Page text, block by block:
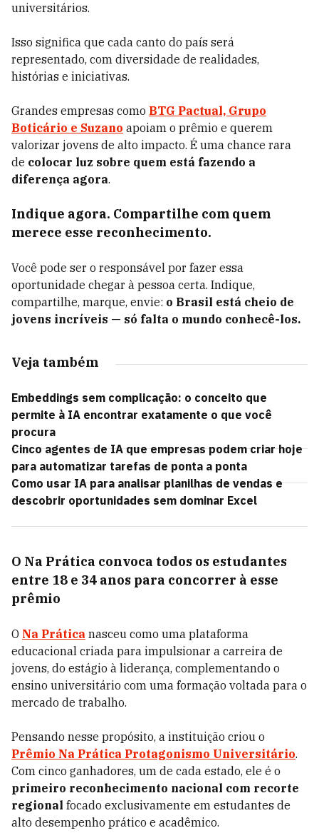
universitários.
Isso significa que cada canto do país será
representado, com diversidade de realidades,
histórias e iniciativas.
Grandes empresas como BTG Pactual, Grupo
Boticário e Suzano apoiam o prêmio e querem
valorizar jovens de alto impacto. É uma chance rara
de colocar luz sobre quem está fazendo a
diferença agora.
Indique agora. Compartilhe com quem
merece esse reconhecimento.
Você pode ser o responsável por fazer essa
oportunidade chegar à pessoa certa. Indique,
compartilhe, marque, envie: o Brasil está cheio de
jovens incríveis — só falta o mundo conhecê-los.
Veja também
Embeddings sem complicação: o conceito que
permite à IA encontrar exatamente o que você
procura
Cinco agentes de IA que empresas podem criar hoje
para automatizar tarefas de ponta a ponta
Como usar IA para analisar planilhas de vendas e
descobrir oportunidades sem dominar Excel
O Na Prática convoca todos os estudantes
entre 18 e 34 anos para concorrer à esse
prêmio
O Na Prática nasceu como uma plataforma
educacional criada para impulsionar a carreira de
jovens, do estágio à liderança, complementando o
ensino universitário com uma formação voltada para o
mercado de trabalho.
Pensando nesse propósito, a instituição criou o
Prêmio Na Prática Protagonismo Universitário.
Com cinco ganhadores, um de cada estado, ele é o
primeiro reconhecimento nacional com recorte
regional focado exclusivamente em estudantes de
alto desempenho prático e acadêmico.